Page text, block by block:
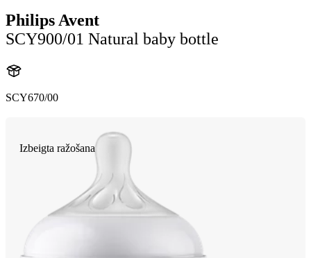
Philips Avent
SCY900/01 Natural baby bottle
SCY670/00
Izbeigta ražošana